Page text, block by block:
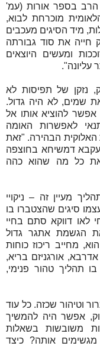
הרב בספר אורות (עמ'
מוכרחת לבוא,
מיד הסיגים מעכבים
חייה את סוד גבורתה
ומעשים היוצאים
נזקן של תפיסות לא
שמים, לא היה גדול.
להוציא אותו אל
לאפשרות האומה
הבהירה. "זאת
דמשיחא בחוצפה
את כל מה שהוא כהה
מעיין זה – ניקויי
סיגים שהצטברו בו
לאו דווקא סתם בחיי
הגשמת אתגר גדול
מחייב ריכוז כוחות
אדרבא, אורגניזם בריא,
בו תהליך טהור פנימי,
וטיהור שכזה. כל עוד
אפשר היה להמשיך
משובשות בשאלות
מגשימים אותה? כיצד